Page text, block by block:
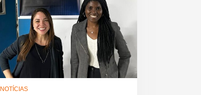
NOTÍCIAS